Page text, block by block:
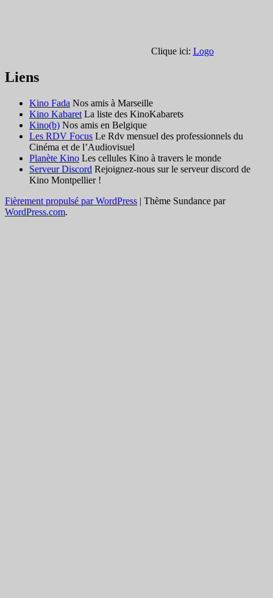
Clique ici: Logo
Liens
Kino Fada Nos amis à Marseille
Kino Kabaret La liste des KinoKabarets
Kino(b) Nos amis en Belgique
Les RDV Focus Le Rdv mensuel des professionnels du
Cinéma et de l’Audiovisuel
Planète Kino Les cellules Kino à travers le monde
Serveur Discord Rejoignez-nous sur le serveur discord de
Kino Montpellier !
Fièrement propulsé par WordPress | Thème Sundance par
WordPress.com.